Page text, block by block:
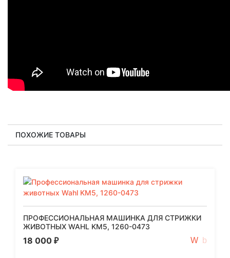
ПОХОЖИЕ ТОВАРЫ
ПРОФЕССИОНАЛЬНАЯ МАШИНКА ДЛЯ СТРИЖКИ
ЖИВОТНЫХ WAHL KM5, 1260-0473
18 000 ₽